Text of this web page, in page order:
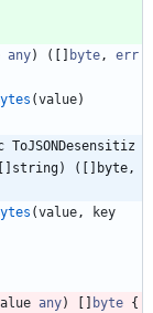
any) ( byte,
err
(value)
ToJSONDesensitiz
[]string) ([]byte,
(value,
key
any) byte {